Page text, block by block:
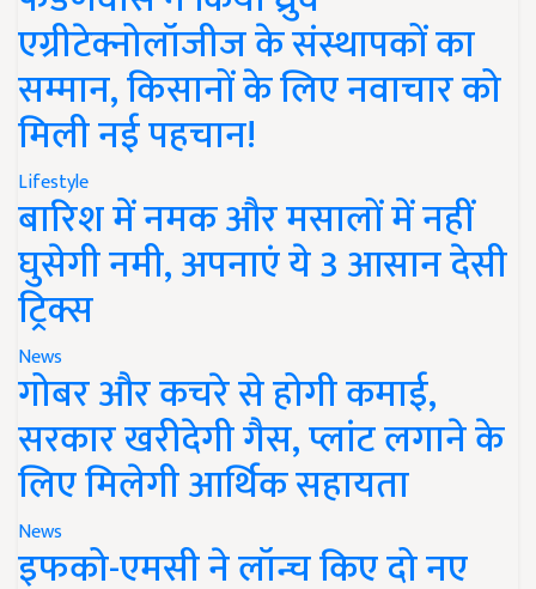
एग्रीटेक्नोलॉजीज के संस्थापकों का
सम्मान, किसानों के लिए नवाचार को
मिली नई पहचान!
Lifestyle
बारिश में नमक और मसालों में नहीं
घुसेगी नमी, अपनाएं ये 3 आसान देसी
ट्रिक्स
News
गोबर और कचरे से होगी कमाई,
सरकार खरीदेगी गैस, प्लांट लगाने के
लिए मिलेगी आर्थिक सहायता
News
इफको-एमसी ने लॉन्च किए दो नए